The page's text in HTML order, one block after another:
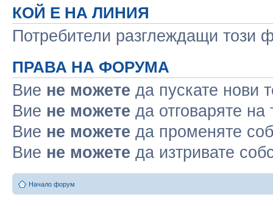
КОЙ Е НА ЛИНИЯ
Потребители разглеждащи този
ПРАВА НА ФОРУМА
Вие не можете да пускате нови
Вие не можете да отговаряте на
Вие не можете да променяте
Вие не можете да изтривате
Начало форум